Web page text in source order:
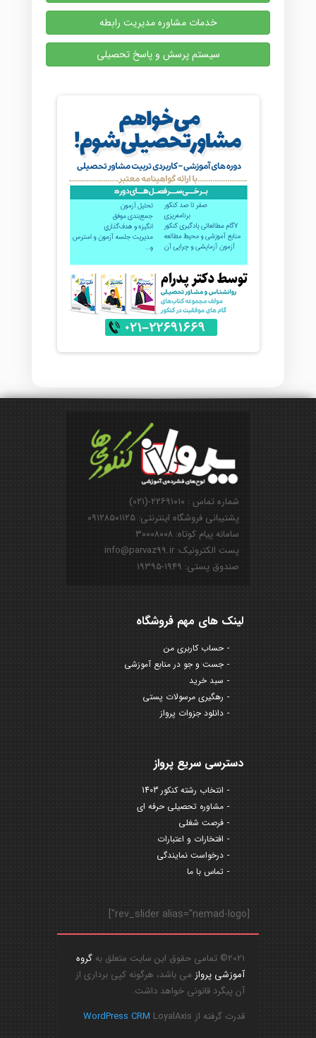
خدمات مشاوره مدیریت رابطه
سیستم پرسش و پاسخ تحصیلی
شماره تماس : ۲۲۶۹۱۰۱۰-(۰۲۱)
پشتیبانی فروشگاه اینترنتی: ۰۹۱۲۸۵۰۱۱۲۵
سامانه پیام کوتاه: ۳۰۰۰۸۰۰۸
پست الکترونیک: info@parvaz99.ir
صندوق پستی: ۱۹۴۹-۱۹۳۹۵
لینک های مهم فروشگاه
حساب کاربری من
جست و جو در منابع آموزشی
سبد خرید
رهگیری مرسولات پستی
دانلود جزوات پرواز
دسترسی سریع پرواز
انتخاب رشته کنکور 1403
مشاوره تحصیلی حرفه ای
فرصت شغلی
افتخارات و اعتبارات
درخواست نمایندگی
تماس با ما
[rev_slider alias="nemad-logo"]
2021© تمامی حقوق این سایت متعلق به
گروه
آموزشی پرواز می باشد، هرگونه کپی برداری از
آن پیگرد قانونی خواهد داشت.
قدرت گرفته از
WordPress CRM LoyalAxis